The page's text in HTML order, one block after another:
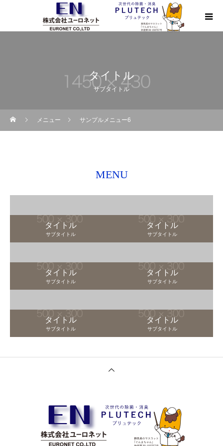
タイトル
サブタイトル
メニュー サンプルメニュー6
MENU
タイトル
サブタイトル
タイトル
サブタイトル
タイトル
サブタイトル
タイトル
サブタイトル
タイトル
サブタイトル
タイトル
サブタイトル